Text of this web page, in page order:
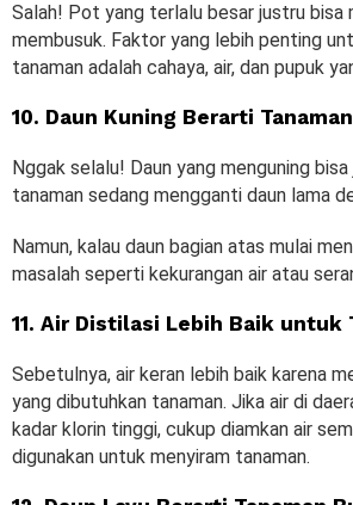
Salah! Pot yang terlalu besar justru bisa
membusuk. Faktor yang lebih penting
tanaman adalah cahaya, air, dan pupuk
10. Daun Kuning Berarti
Nggak selalu! Daun yang menguning
tanaman sedang mengganti daun lama
Namun, kalau daun bagian atas mulai
masalah seperti kekurangan air atau
11. Air Distilasi Lebih Baik untuk
Sebetulnya, air keran lebih baik karena
yang dibutuhkan tanaman. Jika air di
kadar klorin tinggi, cukup diamkan air
digunakan untuk menyiram tanaman.